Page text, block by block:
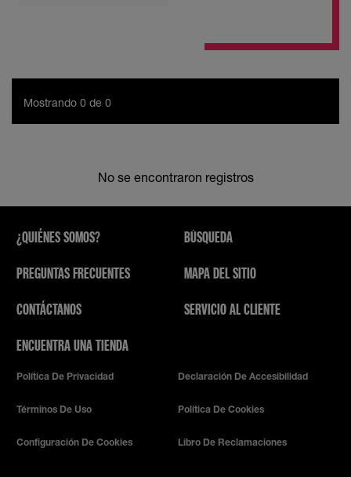
Mostrando 0 de 0
No se encontraron registros
¿QUIÉNES SOMOS?
PREGUNTAS FRECUENTES
CONTÁCTANOS
ENCUENTRA UNA TIENDA
BÚSQUEDA
MAPA DEL SITIO
SERVICIO AL CLIENTE
Política De Privacidad Declaración De Accesibilidad
Términos De Uso Política De Cookies
Configuración De Cookies Libro De Reclamaciones